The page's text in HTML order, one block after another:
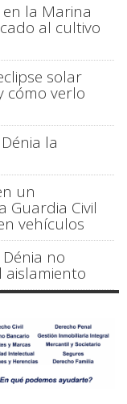
la Marina
al cultivo
solar
cómo verlo
la
un
Guardia Civil
vehículos
no
aislamiento